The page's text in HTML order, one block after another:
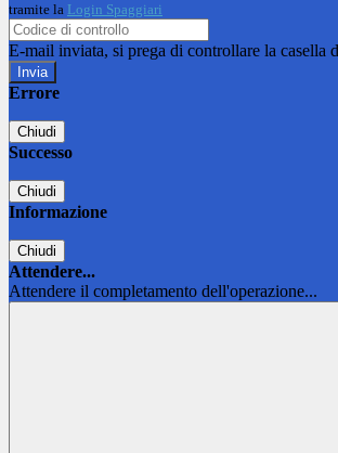
tramite la Login Spaggiari
E-mail inviata, si prega di controllare la casella
Errore
Chiudi
Successo
Chiudi
Informazione
Chiudi
Attendere...
Attendere il completamento dell'operazione...